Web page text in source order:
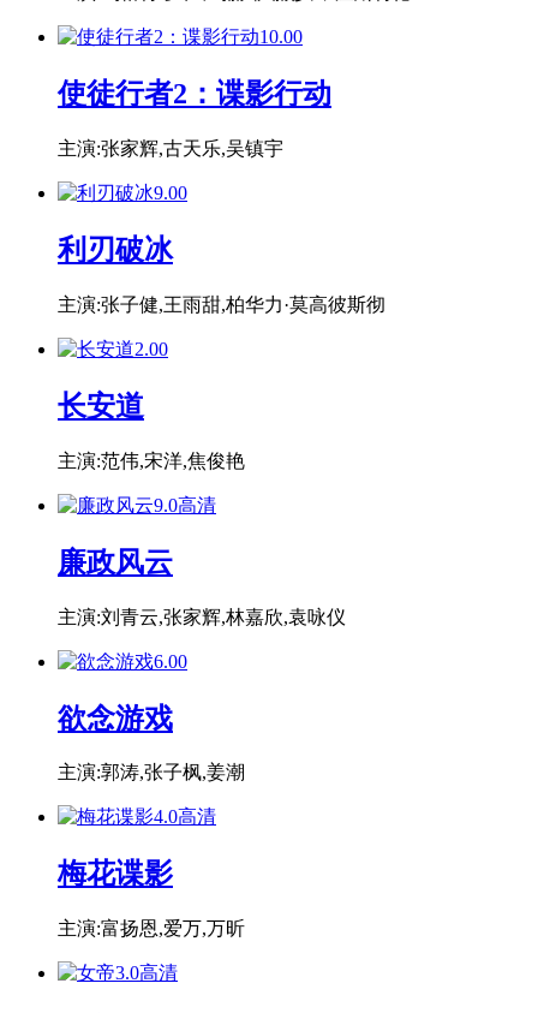
10.00
使徒行者2：谍影行动
主演:张家辉,古天乐,吴镇宇
9.00
利刃破冰
主演:张子健,王雨甜,柏华力·莫高彼斯彻
2.00
长安道
主演:范伟,宋洋,焦俊艳
9.0高清
廉政风云
主演:刘青云,张家辉,林嘉欣,袁咏仪
6.00
欲念游戏
主演:郭涛,张子枫,姜潮
4.0高清
梅花谍影
主演:富扬恩,爱万,万昕
3.0高清